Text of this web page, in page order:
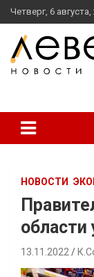
перейти
к
содержанию
Четверг, 6 августа,
НОВОСТИ
области
13.11.2022